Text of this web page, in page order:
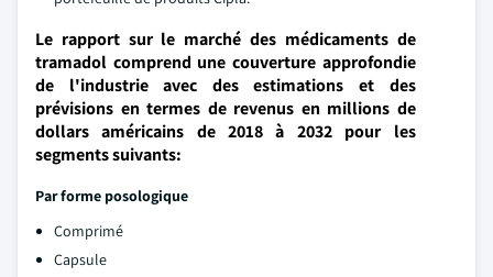
Le rapport sur le marché des médicaments de
tramadol comprend une couverture approfondie
de l'industrie avec des estimations et des
prévisions en termes de revenus en millions de
dollars américains de 2018 à 2032 pour les
segments suivants:
Par forme posologique
Comprimé
Capsule